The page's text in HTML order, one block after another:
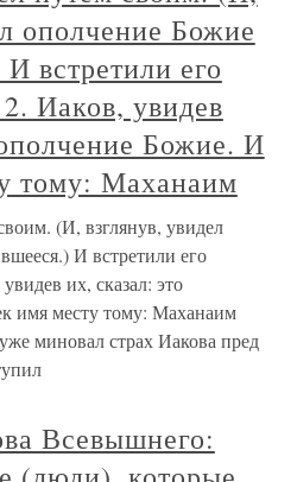
ополчение Божие
встретили его
Иаков, увидев
Божие. И
тому: Маханаим
(И, взглянув, увидел
И встретили его
их, сказал: это
имя месту тому: Маханаим
миновал страх Иакова пред
Всевышнего: